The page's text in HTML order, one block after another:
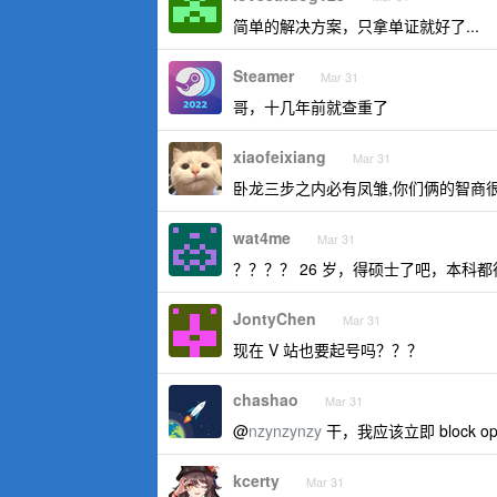
简单的解决方案，只拿单证就好了...
Steamer Mar 31
哥，十几年前就查重了
xiaofeixiang Mar 31
卧龙三步之内必有凤雏,你们俩的智商
wat4me Mar 31
？？？？ 26 岁，得硕士了吧，本科
JontyChen Mar 31
现在 V 站也要起号吗？？？
chashao Mar 31
@nzynzynzy 干，我应该立即 block op
kcerty Mar 31